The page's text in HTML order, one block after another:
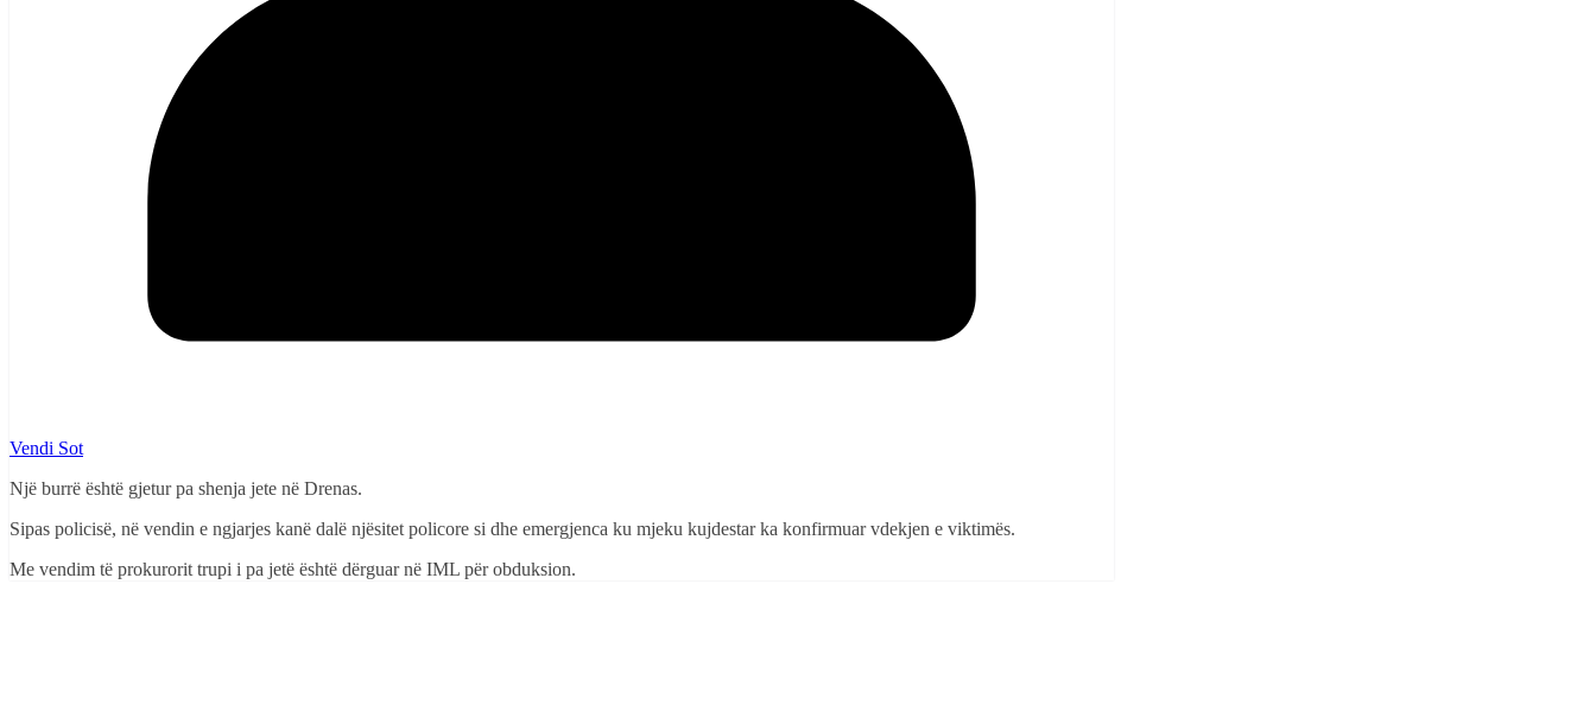
Vendi Sot
Një burrë është gjetur pa shenja jete në Drenas.
Sipas policisë, në vendin e ngjarjes kanë dalë njësitet policore si dhe emergjenca ku mjeku kujdestar ka konfirmuar vdekjen e viktimës.
Me vendim të prokurorit trupi i pa jetë është dërguar në IML për obduksion.